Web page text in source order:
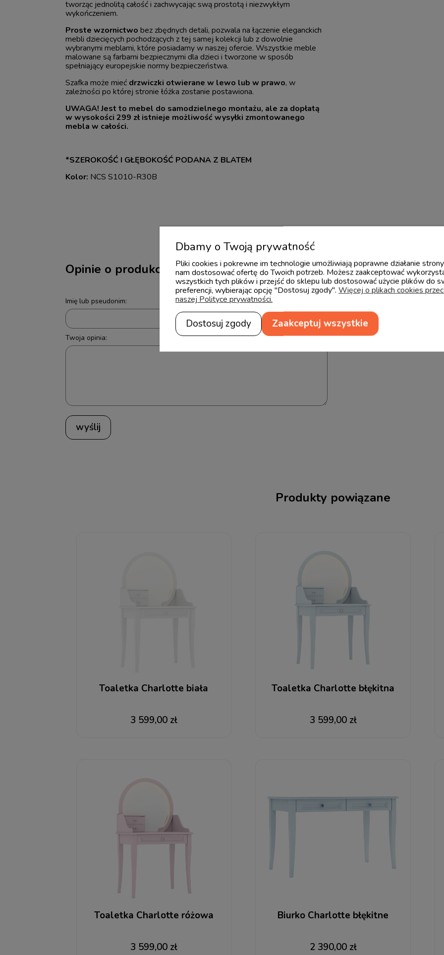
tworząc jednolitą całość i zachwycając swą prostotą i niezwykłym
wykończeniem.
Proste wzornictwo bez zbędnych detali, pozwala na łączenie eleganckich
mebli dziecięcych pochodzących z tej samej kolekcji lub z dowolnie
wybranymi meblami, które posiadamy w naszej ofercie. Wszystkie meble
malowane są farbami bezpiecznymi dla dzieci i tworzone w sposób
spełniający europejskie normy bezpieczeństwa.
Szafka może mieć drzwiczki otwierane w lewo lub w prawo, w
zależności po której stronie łóżka zostanie postawiona.
UWAGA! Jest to mebel do samodzielnego montażu, ale za dopłatą
w wysokości 299 zł istnieje możliwość wysyłki zmontowanego
mebla w całości.
*SZEROKOŚĆ I GŁĘBOKOŚĆ PODANA Z BLATEM
Kolor: NCS S1010-R30B
Opinie o produkcie (0)
Imię lub pseudonim:
Twoja opinia:
wyślij
Produkty powiązane
Toaletka Charlotte biała
3 599,00 zł
Toaletka Charlotte błękitna
3 599,00 zł
Toaletka Charlotte różowa
3 599,00 zł
Biurko Charlotte błękitne
2 390,00 zł
Dbamy o Twoją prywatność
Pliki cookies i pokrewne im technologie umożliwiają poprawne działanie
nam dostosować ofertę do Twoich potrzeb. Możesz zaakceptować
wszystkich tych plików i przejść do sklepu lub dostosować użycie plików do
preferencji, wybierając opcję "Dostosuj zgody". Więcej o plikach cookies
naszej Polityce prywatności.
Dostosuj zgody Zaakceptuj wszystkie